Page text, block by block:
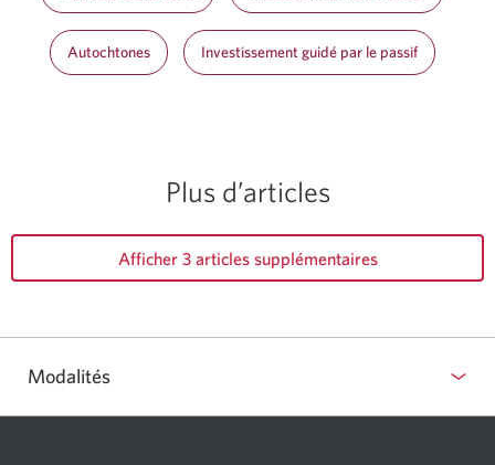
Autochtones Investissement guidé par le passif
Plus d’articles
Afficher 3 articles supplémentaires
Modalités